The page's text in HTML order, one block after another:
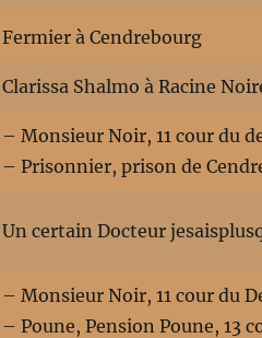
Fermier à Cendrebourg
Clarissa Shalmo à Racine
– Monsieur Noir, 11 cour du
– Prisonnier, prison de
Un certain Docteur
– Monsieur Noir, 11 cour du
– Poune, Pension Poune, 13